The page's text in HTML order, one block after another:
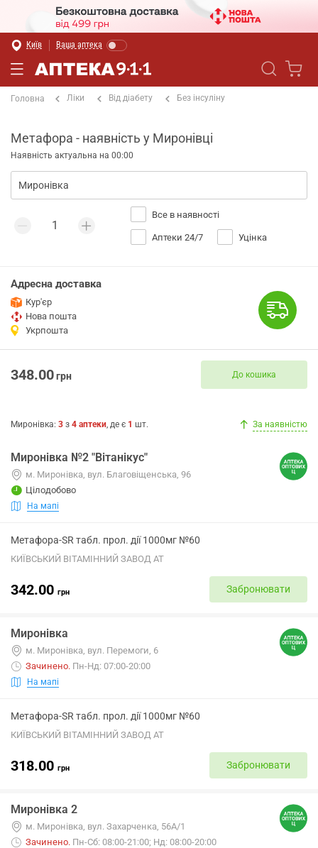
Київ Ваша аптека
Головна Ліки Від діабету Без інсуліну
Метафора - наявність у Миронівці
Наявність актуальна на 00:00
Все в наявності
Аптеки 24/7 Уцінка
Адресна доставка
Кур'єр
Нова пошта
Укрпошта
348.00грн До кошика
Миронівка: 3 з 4 аптеки, де є 1 шт. За наявністю
Миронівка №2 "Вітанікус"
м. Миронівка, вул. Благовіщенська, 96
Цілодобово
На мапі
Метафора-SR табл. прол. дії 1000мг №60
КИЇВСЬКИЙ ВІТАМІННИЙ ЗАВОД АТ
342.00 грн Забронювати
Миронівка
м. Миронівка, вул. Перемоги, 6
Зачинено. Пн-Нд: 07:00-20:00
На мапі
Метафора-SR табл. прол. дії 1000мг №60
КИЇВСЬКИЙ ВІТАМІННИЙ ЗАВОД АТ
318.00 грн Забронювати
Миронівка 2
м. Миронівка, вул. Захарченка, 56А/1
Зачинено. Пн-Сб: 08:00-21:00; Нд: 08:00-20:00